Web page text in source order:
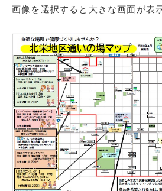
画像を選択すると大きな画面が表